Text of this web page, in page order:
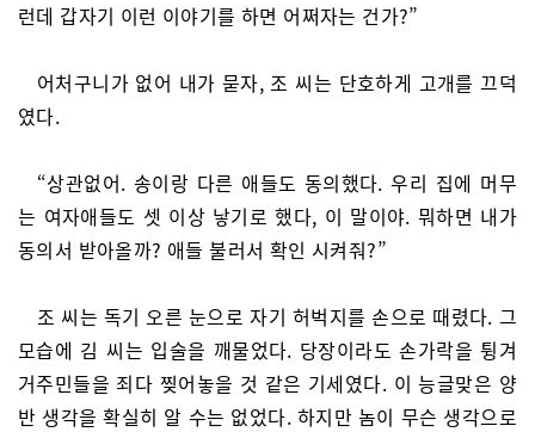
런데 갑자기 이런 이야기를 하면 어쩌자는 건가?”
어처구니가 없어 내가 묻자, 조 씨는 단호하게 고개를 끄덕
였다.
“상관없어. 송이랑 다른 애들도 동의했다. 우리 집에 머무
는 여자애들도 셋 이상 낳기로 했다, 이 말이야. 뭐하면 내가
동의서 받아올까? 애들 불러서 확인 시켜줘?”
조 씨는 독기 오른 눈으로 자기 허벅지를 손으로 때렸다. 그
모습에 김 씨는 입술을 깨물었다. 당장이라도 손가락을 튕겨
거주민들을 죄다 찢어놓을 것 같은 기세였다. 이 능글맞은 양
반 생각을 확실히 알 수는 없었다. 하지만 놈이 무슨 생각으로